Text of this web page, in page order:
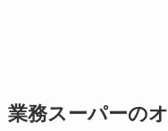
業務スーパーの